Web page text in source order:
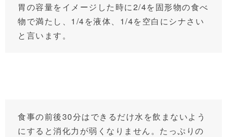
胃の容量をイメージした時に2/4を固形物の食べ
物で満たし、1/4を液体、1/4を空白にシナさい
と言います。
食事の前後30分はできるだけ水を飲まないよう
にすると消化力が弱くなりません。たっぷりの